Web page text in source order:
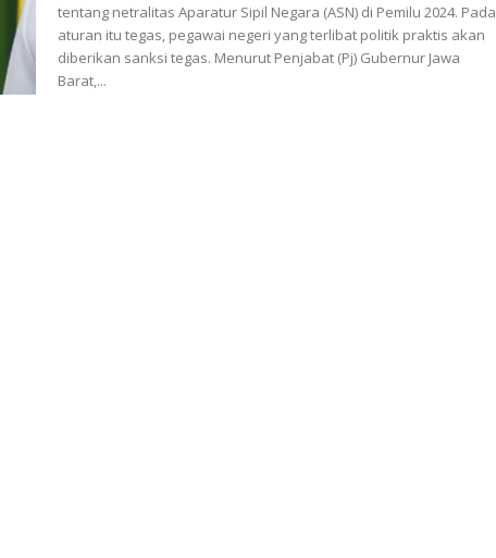
tentang netralitas Aparatur Sipil Negara (ASN) di Pemilu 2024. Pada
aturan itu tegas, pegawai negeri yang terlibat politik praktis akan
diberikan sanksi tegas. Menurut Penjabat (Pj) Gubernur Jawa
Barat,...